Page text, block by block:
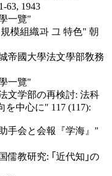
63, 1943
一覽"
模組織과 그 特色" 朝
帝國大學法文學部敎務
一覽"
文学部の再検討: 法科
を中心に" 117 (117):
手会と会報『学海』"
儒教研究: ｢近代知｣の